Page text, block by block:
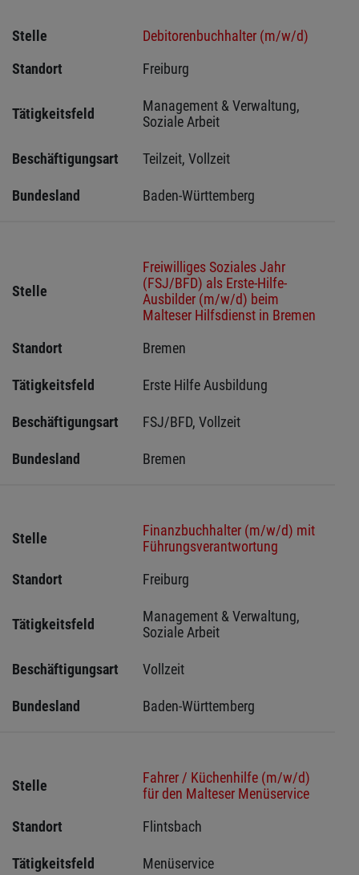
Stelle
Debitorenbuchhalter (m/w/d)
Standort
Freiburg
Tätigkeitsfeld
Management & Verwaltung,
Soziale Arbeit
Beschäftigungsart Teilzeit, Vollzeit
Bundesland Baden-Württemberg
Stelle
Freiwilliges Soziales Jahr
(FSJ/BFD) als Erste-Hilfe-
Ausbilder (m/w/d) beim
Malteser Hilfsdienst in Bremen
Standort
Bremen
Tätigkeitsfeld Erste Hilfe Ausbildung
Beschäftigungsart FSJ/BFD, Vollzeit
Bundesland Bremen
Stelle
Finanzbuchhalter (m/w/d) mit
Führungsverantwortung
Standort
Freiburg
Tätigkeitsfeld
Management & Verwaltung,
Soziale Arbeit
Beschäftigungsart Vollzeit
Bundesland Baden-Württemberg
Stelle
Fahrer / Küchenhilfe (m/w/d)
für den Malteser Menüservice
Standort
Flintsbach
Tätigkeitsfeld Menüservice